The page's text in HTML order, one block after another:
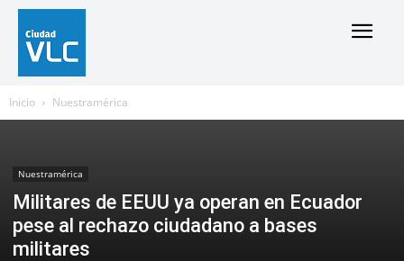
Inicio Nuestramérica
Nuestramérica
Militares de EEUU ya operan en Ecuador
pese al rechazo ciudadano a bases
militares